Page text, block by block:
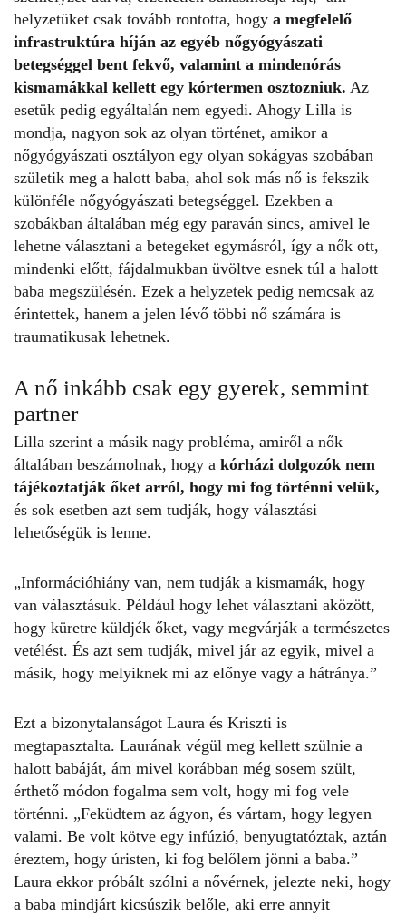
helyzetüket csak tovább rontotta, hogy a megfelelő
infrastruktúra híján az egyéb nőgyógyászati
betegséggel bent fekvő, valamint a mindenórás
kismamákkal kellett egy kórtermen osztozniuk. Az
esetük pedig egyáltalán nem egyedi. Ahogy Lilla is
mondja, nagyon sok az olyan történet, amikor a
nőgyógyászati osztályon egy olyan sokágyas szobában
születik meg a halott baba, ahol sok más nő is fekszik
különféle nőgyógyászati betegséggel. Ezekben a
szobákban általában még egy paraván sincs, amivel le
lehetne választani a betegeket egymásról, így a nők ott,
mindenki előtt, fájdalmukban üvöltve esnek túl a halott
baba megszülésén. Ezek a helyzetek pedig nemcsak az
érintettek, hanem a jelen lévő többi nő számára is
traumatikusak lehetnek.
A nő inkább csak egy gyerek, semmint
partner
Lilla szerint a másik nagy probléma, amiről a nők
általában beszámolnak, hogy a kórházi dolgozók nem
tájékoztatják őket arról, hogy mi fog történni velük,
és sok esetben azt sem tudják, hogy választási
lehetőségük is lenne.
„Információhiány van, nem tudják a kismamák, hogy
van választásuk. Például hogy lehet választani aközött,
hogy küretre küldjék őket, vagy megvárják a természetes
vetélést. És azt sem tudják, mivel jár az egyik, mivel a
másik, hogy melyiknek mi az előnye vagy a hátránya.”
Ezt a bizonytalanságot Laura és Kriszti is
megtapasztalta. Laurának végül meg kellett szülnie a
halott babáját, ám mivel korábban még sosem szült,
érthető módon fogalma sem volt, hogy mi fog vele
történni. „Feküdtem az ágyon, és vártam, hogy legyen
valami. Be volt kötve egy infúzió, benyugtatóztak, aztán
éreztem, hogy úristen, ki fog belőlem jönni a baba.”
Laura ekkor próbált szólni a nővérnek, jelezte neki, hogy
a baba mindjárt kicsúszik belőle, aki erre annyit